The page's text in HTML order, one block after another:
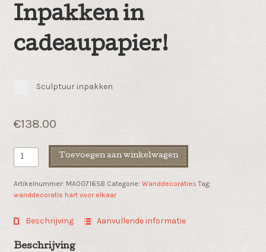
Inpakken in
cadeaupapier!
Sculptuur inpakken
€138.00
Wanddecoratie
"Hart
voor
elkaar"
Toevoegen aan winkelwagen
Artikelnummer: MA00716SB Categorie: Wanddecoraties Tag:
wanddecoratie hart voor elkaar
Beschrijving Aanvullende informatie
Beschrijving